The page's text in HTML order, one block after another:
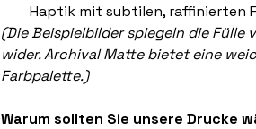
Haptik mit subtilen, raffinierten
(Die Beispielbilder spiegeln die Fülle
wider. Archival Matte bietet eine
Farbpalette.)
Warum sollten Sie unsere Drucke